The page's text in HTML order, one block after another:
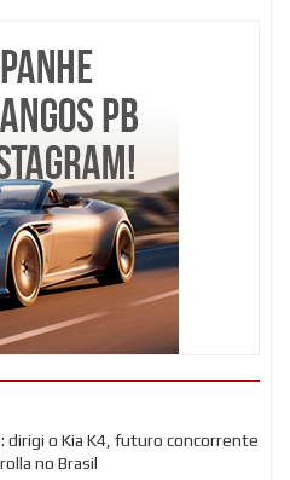
dirigi o Kia K4, futuro concorrente
no Brasil